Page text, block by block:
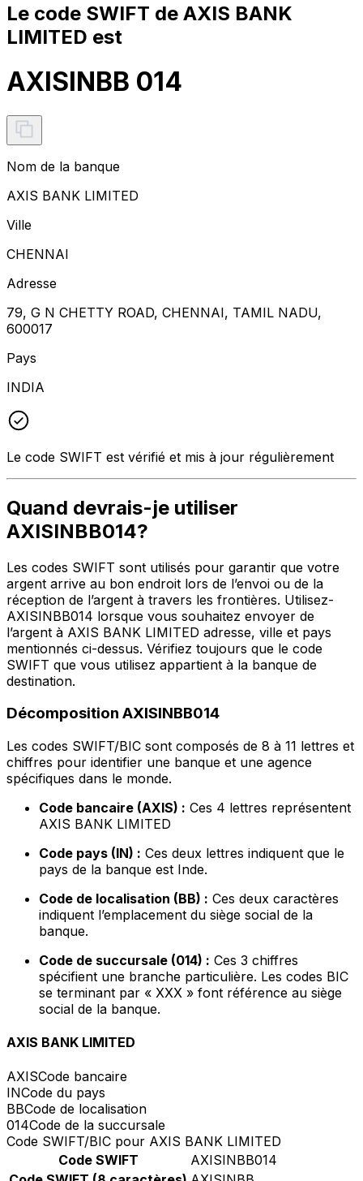
Le code SWIFT de AXIS BANK
LIMITED est
AXISINBB 014
Nom de la banque
AXIS BANK LIMITED
Ville
CHENNAI
Adresse
79, G N CHETTY ROAD, CHENNAI, TAMIL NADU,
600017
Pays
INDIA
Le code SWIFT est vérifié et mis à jour régulièrement
Quand devrais-je utiliser
AXISINBB014?
Les codes SWIFT sont utilisés pour garantir que votre
argent arrive au bon endroit lors de l’envoi ou de la
réception de l’argent à travers les frontières. Utilisez-
AXISINBB014 lorsque vous souhaitez envoyer de
l’argent à AXIS BANK LIMITED adresse, ville et pays
mentionnés ci-dessus. Vérifiez toujours que le code
SWIFT que vous utilisez appartient à la banque de
destination.
Décomposition AXISINBB014
Les codes SWIFT/BIC sont composés de 8 à 11 lettres et
chiffres pour identifier une banque et une agence
spécifiques dans le monde.
Code bancaire (AXIS) : Ces 4 lettres représentent
AXIS BANK LIMITED
Code pays (IN) : Ces deux lettres indiquent que le
pays de la banque est Inde.
Code de localisation (BB) : Ces deux caractères
indiquent l’emplacement du siège social de la
banque.
Code de succursale (014) : Ces 3 chiffres
spécifient une branche particulière. Les codes BIC
se terminant par « XXX » font référence au siège
social de la banque.
AXIS BANK LIMITED
AXISCode bancaire
INCode du pays
BBCode de localisation
014Code de la succursale
Code SWIFT/BIC pour AXIS BANK LIMITED
Code SWIFT
AXISINBB014